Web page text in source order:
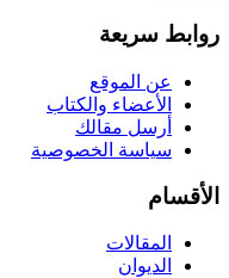
روابط سريعة
عن الموقع
الأعضاء والكتاب
أرسل مقالك
سياسة الخصوصية
الأقسام
المقالات
الديوان